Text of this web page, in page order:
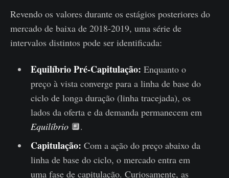
Revendo os valores durante os estágios posteriores do
mercado de baixa de 2018-2019, uma série de
intervalos distintos pode ser identificada:
Equilíbrio Pré-Capitulação: Enquanto o
preço à vista converge para a linha de base do
ciclo de longa duração (linha tracejada), os
lados da oferta e da demanda permanecem em
Equilíbrio🔲.
Capitulação: Com a ação do preço abaixo da
linha de base do ciclo, o mercado entra em
uma fase de capitulação. Curiosamente, as